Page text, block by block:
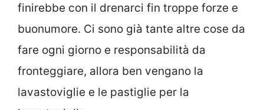
finirebbe con il drenarci fin troppe forze e
buonumore. Ci sono già tante altre cose da
fare ogni giorno e responsabilità da
fronteggiare, allora ben vengano la
lavastoviglie e le pastiglie per la